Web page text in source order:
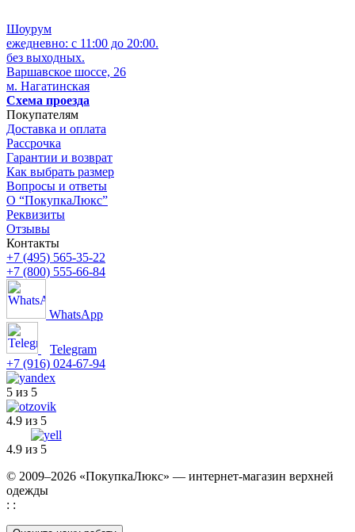
Шоурум
ежедневно: с 11:00 до 20:00.
без выходных.
Варшавское шоссе, 26
м. Нагатинская
Схема проезда
Покупателям
Доставка и оплата
Рассрочка
Гарантии и возврат
Как выбрать размер
Вопросы и ответы
О “ПокупкаЛюкс”
Реквизиты
Отзывы
Контакты
+7 (495) 565-35-22
+7 (800) 555-66-84
WhatsApp
Telegram
+7 (916) 024-67-94
5 из 5
4.9 из 5
4.9 из 5
© 2009–2026 «ПокупкаЛюкс» — интернет-магазин верхней
одежды
: :